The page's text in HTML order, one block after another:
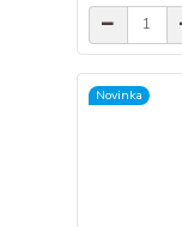
Novinka